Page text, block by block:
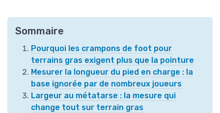
Sommaire
Pourquoi les crampons de foot pour
terrains gras exigent plus que la pointure
Mesurer la longueur du pied en charge : la
base ignorée par de nombreux joueurs
Largeur au métatarse : la mesure qui
change tout sur terrain gras